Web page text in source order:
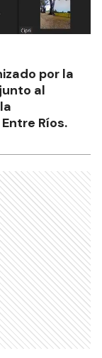
por la
al
Ríos.